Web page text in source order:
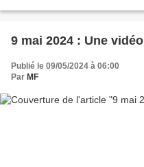
9 mai 2024 : Une vidéo
Publié le 09/05/2024 à 06:00
Par MF